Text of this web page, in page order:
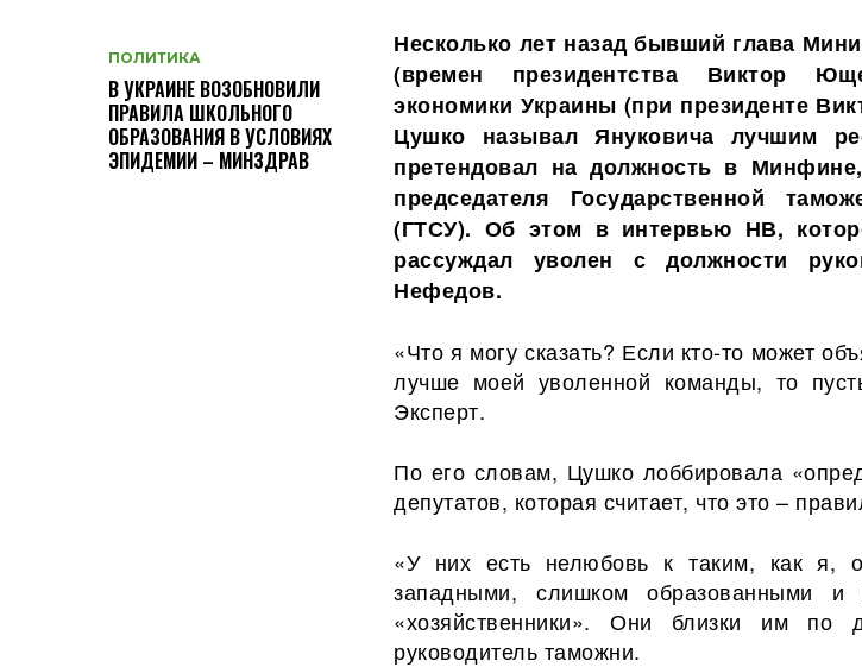
ПОЛИТИКА
В УКРАИНЕ ВОЗОБНОВИЛИ
ПРАВИЛА ШКОЛЬНОГО
ОБРАЗОВАНИЯ В УСЛОВИЯХ
ЭПИДЕМИИ – МИНЗДРАВ
Несколько лет назад бывший глава
(времен президентства Виктор
экономики Украины (при президенте
Цушко называл Януковича лучшим
претендовал на должность в
председателя Государственной
(ГТСУ). Об этом в интервью НВ,
рассуждал уволен с должности
Нефедов.
«Что я могу сказать? Если кто-то может
лучше моей уволенной команды, то
Эксперт.
По его словам, Цушко лоббировала
депутатов, которая считает, что это –
«У них есть нелюбовь к таким, как я,
западными, слишком образованными
«хозяйственники». Они близки им по
руководитель таможни.